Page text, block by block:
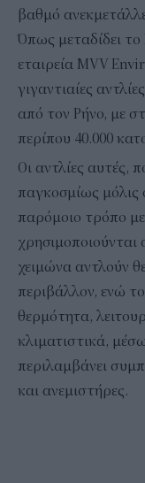
βαθμό
Όπως μεταδίδει το
εταιρεία MVV
γιγαντιαίες
από τον Ρήνο, με
περίπου 40.000
Οι αντλίες αυτές,
παγκοσμίως μόλις
παρόμοιο τρόπο
χειμώνα αντλούν
περιβάλλον, ενώ
θερμότητα,
κλιματιστικά,
περιλαμβάνει
και ανεμιστήρες.